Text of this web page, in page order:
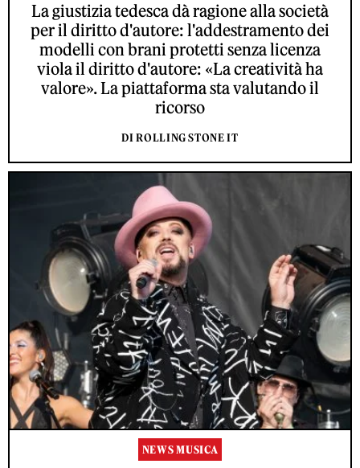
La giustizia tedesca dà ragione alla società
per il diritto d'autore: l'addestramento dei
modelli con brani protetti senza licenza
viola il diritto d'autore: «La creatività ha
valore». La piattaforma sta valutando il
ricorso
DI ROLLING STONE IT
NEWS MUSICA